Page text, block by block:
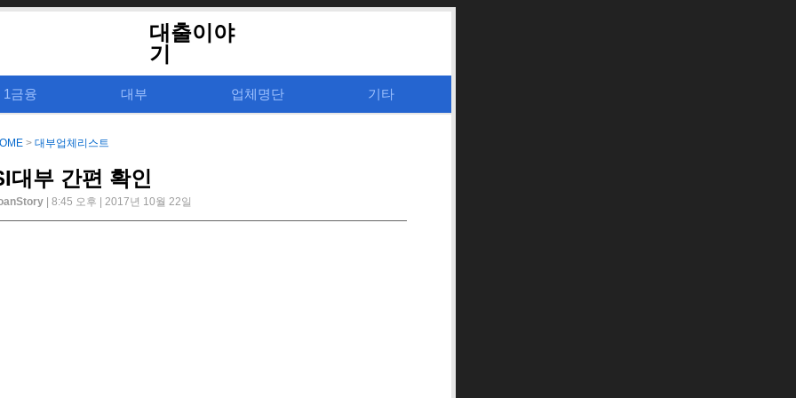
대출이야
기
1금융 대부 업체명단 기타
> 대부업체리스트
대부 간편 확인
| 8:45 오후 | 2017년 10월 22일